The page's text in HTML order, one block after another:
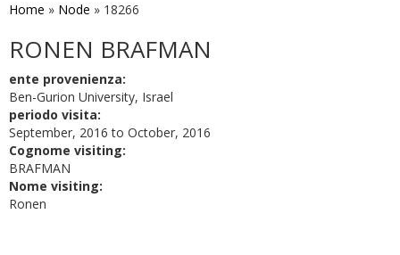
contenuto
Home » Node » 18266
RONEN BRAFMAN
ente provenienza:
Ben-Gurion University, Israel
periodo visita:
September, 2016 to October, 2016
Cognome visiting:
BRAFMAN
Nome visiting:
Ronen